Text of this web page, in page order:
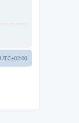
UTC+02:00